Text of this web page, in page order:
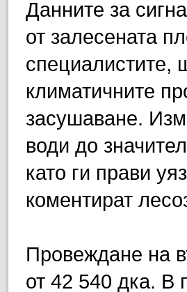
Данните за
от залесената
специалистите,
климатичните
засушаване.
води до
като ги прави
коментират
Провеждане на
от 42 540 дка. В